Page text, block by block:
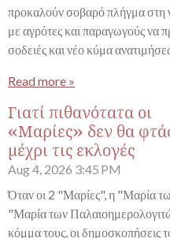
προκαλούν σοβαρό πλήγμα στη
με αγρότες και παραγωγούς να
σοδειές και νέο κύμα
Read more »
Γιατί πιθανότατα οι
«Μαρίες» δεν θα
μέχρι τις εκλογές
Aug 4, 2026 3:45 PM
Όταν οι 2 "Μαρίες", η "Μαρία
"Μαρία των
κόμμα τους, οι δημοσκοπήσεις